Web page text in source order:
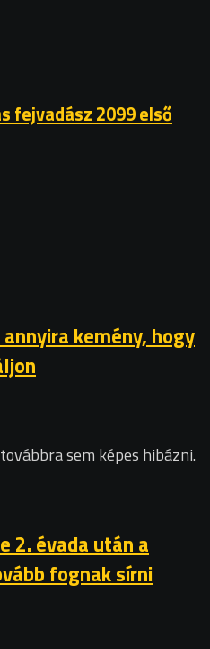
fejvadász 2099 első
kemény, hogy
sem képes hibázni.
2. évada után a
fognak sírni